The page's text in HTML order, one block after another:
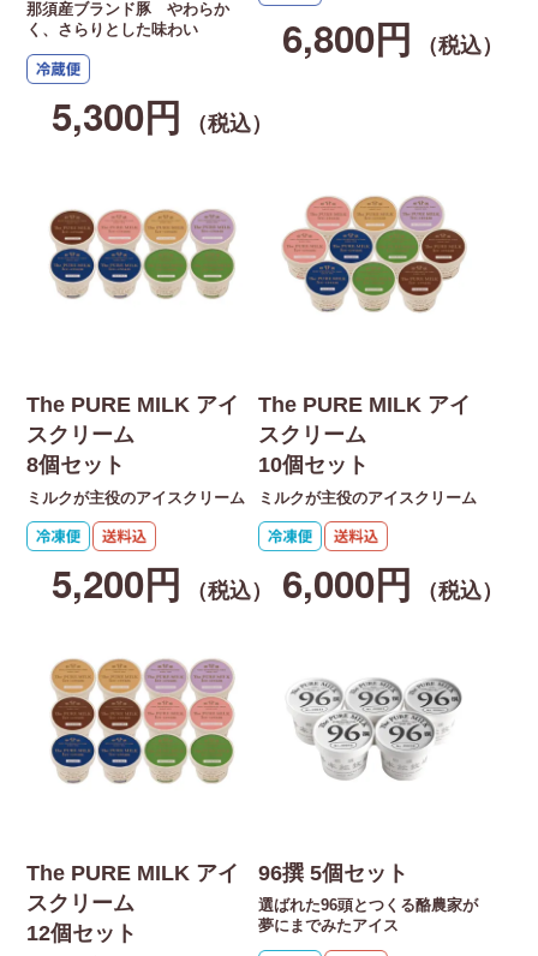
那須産ブランド豚 やわらか
く、さらりとした味わい
5,300円 （税込）
6,800円 （税込）
The PURE MILK アイ
スクリーム
8個セット
ミルクが主役のアイスクリーム
5,200円 （税込）
The PURE MILK アイ
スクリーム
10個セット
ミルクが主役のアイスクリーム
6,000円 （税込）
The PURE MILK アイ
スクリーム
12個セット
96撰 5個セット
選ばれた96頭とつくる酪農家が
夢にまでみたアイス